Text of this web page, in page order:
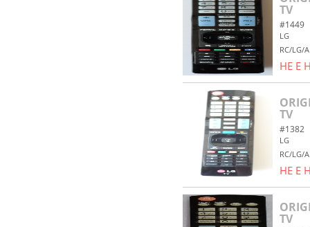
TV
#1449
LG
RC/LG/
НЕ Е
TV
#1382
LG
RC/LG/
НЕ Е
TV